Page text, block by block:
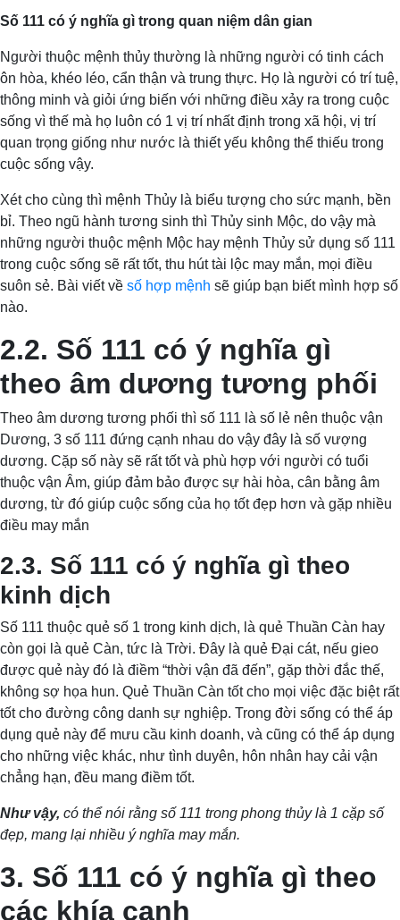
Số 111 có ý nghĩa gì trong quan niệm dân gian
Người thuộc mệnh thủy thường là những người có tinh cách
ôn hòa, khéo léo, cẩn thận và trung thực. Họ là người có trí tuệ,
thông minh và giỏi ứng biến với những điều xảy ra trong cuộc
sống vì thế mà họ luôn có 1 vị trí nhất định trong xã hội, vị trí
quan trọng giống như nước là thiết yếu không thể thiếu trong
cuộc sống vậy.
Xét cho cùng thì mệnh Thủy là biểu tượng cho sức mạnh, bền
bỉ. Theo ngũ hành tương sinh thì Thủy sinh Mộc, do vậy mà
những người thuộc mệnh Mộc hay mệnh Thủy sử dụng số 111
trong cuộc sống sẽ rất tốt, thu hút tài lộc may mắn, mọi điều
suôn sẻ. Bài viết về số hợp mệnh sẽ giúp bạn biết mình hợp số
nào.
2.2. Số 111 có ý nghĩa gì
theo âm dương tương phối
Theo âm dương tương phối thì số 111 là số lẻ nên thuộc vận
Dương, 3 số 111 đứng cạnh nhau do vậy đây là số vượng
dương. Cặp số này sẽ rất tốt và phù hợp với người có tuổi
thuộc vận Âm, giúp đảm bảo được sự hài hòa, cân bằng âm
dương, từ đó giúp cuộc sống của họ tốt đẹp hơn và gặp nhiều
điều may mắn
2.3. Số 111 có ý nghĩa gì theo
kinh dịch
Số 111 thuộc quẻ số 1 trong kinh dịch, là quẻ Thuần Càn hay
còn gọi là quẻ Càn, tức là Trời. Đây là quẻ Đại cát, nếu gieo
được quẻ này đó là điềm “thời vận đã đến”, gặp thời đắc thế,
không sợ họa hun. Quẻ Thuần Càn tốt cho mọi việc đặc biệt rất
tốt cho đường công danh sự nghiệp. Trong đời sống có thể áp
dụng quẻ này để mưu cầu kinh doanh, và cũng có thể áp dụng
cho những việc khác, như tình duyên, hôn nhân hay cải vận
chẳng hạn, đều mang điềm tốt.
Như vậy, có thể nói rằng số 111 trong phong thủy là 1 cặp số
đẹp, mang lại nhiều ý nghĩa may mắn.
3. Số 111 có ý nghĩa gì theo
các khía cạnh